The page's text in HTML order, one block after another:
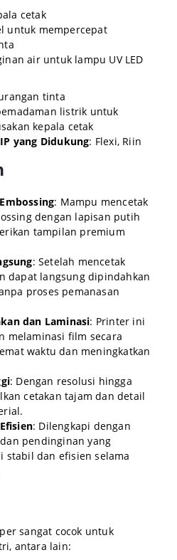
cetak
untuk mempercepat
air untuk lampu UV LED
tinta
listrik untuk
kepala cetak
yang Didukung: Flexi, Riin
: Mampu mencetak
dengan lapisan putih
tampilan premium
: Setelah mencetak
dapat langsung dipindahkan
proses pemanasan
dan Laminasi: Printer ini
melaminasi film secara
waktu dan meningkatkan
: Dengan resolusi hingga
cetakan tajam dan detail
: Dilengkapi dengan
pendinginan yang
stabil dan efisien selama
sangat cocok untuk
antara lain: